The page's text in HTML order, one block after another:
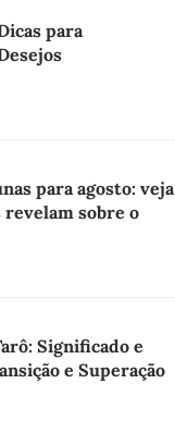
para
para agosto: veja
revelam sobre o
Significado e
e Superação